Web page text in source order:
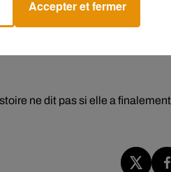
Je te vois comme une fille juste,
ne dit pas si elle a finalement
Accepter et fermer